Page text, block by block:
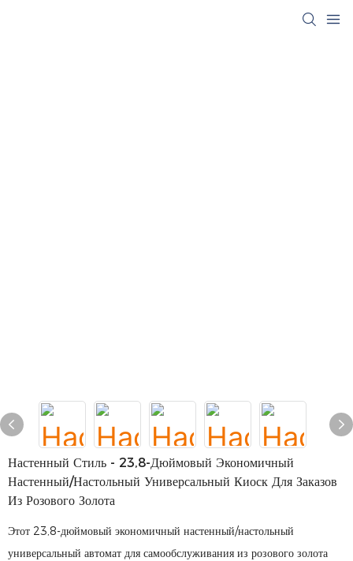
Настенный Стиль - 23,8-Дюймовый Экономичный
Настенный/настольный Универсальный Киоск Для Заказов
Из Розового Золота
Этот 23,8-дюймовый экономичный настенный/настольный
универсальный автомат для самообслуживания из розового золота